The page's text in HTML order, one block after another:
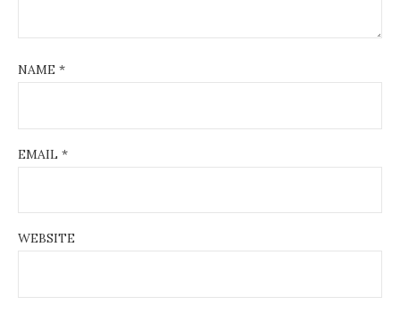
NAME *
EMAIL *
WEBSITE